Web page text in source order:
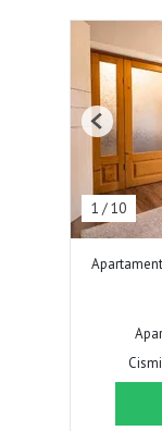
1 /10
Previous